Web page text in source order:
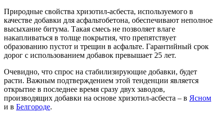
Природные свойства хризотил-асбеста, используемого в
качестве добавки для асфальтобетона, обеспечивают неполное
высыхание битума. Такая смесь не позволяет влаге
накапливаться в толще покрытия, что препятствует
образованию пустот и трещин в асфальте. Гарантийный срок
дорог с использованием добавок превышает 25 лет.
Очевидно, что спрос на стабилизирующие добавки, будет
расти. Важным подтверждением этой тенденции является
открытие в последнее время сразу двух заводов,
производящих добавки на основе хризотил-асбеста – в Ясном
и в Белгороде.